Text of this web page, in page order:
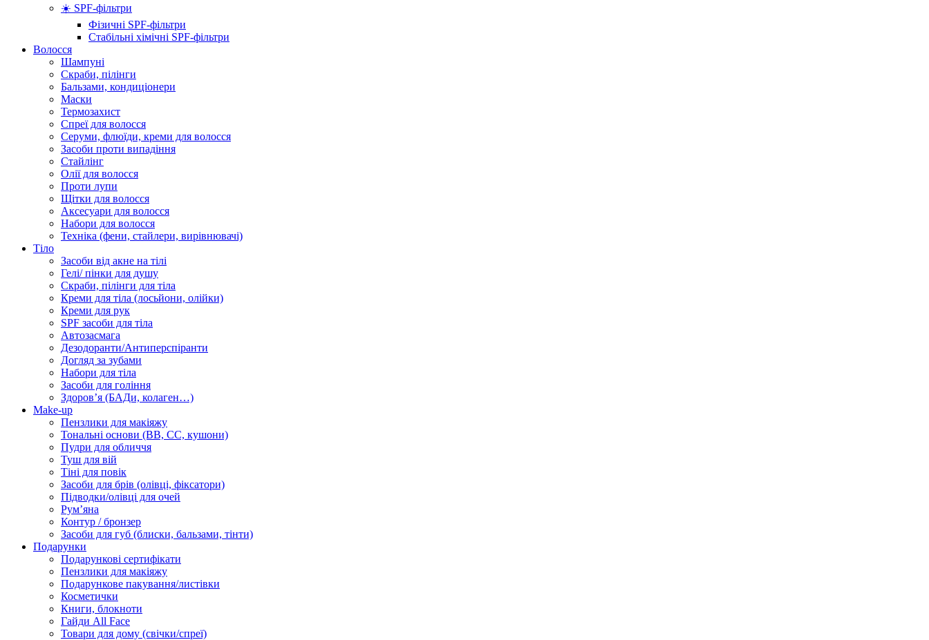
☀️ SPF-фільтри
Фізичні SPF-фільтри
Стабільні хімічні SPF-фільтри
Волосся
Шампуні
Скраби, пілінги
Бальзами, кондиціонери
Маски
Термозахист
Спреї для волосся
Серуми, флюїди, креми для волосся
Засоби проти випадіння
Стайлінг
Олії для волосся
Проти лупи
Щітки для волосся
Аксесуари для волосся
Набори для волосся
Техніка (фени, стайлери, вирівнювачі)
Тіло
Засоби від акне на тілі
Гелі/ пінки для душу
Скраби, пілінги для тіла
Креми для тіла (лосьйони, олійки)
Креми для рук
SPF засоби для тіла
Автозасмага
Дезодоранти/Антиперспіранти
Догляд за зубами
Набори для тіла
Засоби для гоління
Здоровʼя (БАДи, колаген…)
Make-up
Пензлики для макіяжу
Тональні основи (BB, CC, кушони)
Пудри для обличчя
Туш для вій
Тіні для повік
Засоби для брів (олівці, фіксатори)
Підводки/олівці для очей
Румʼяна
Контур / бронзер
Засоби для губ (блиски, бальзами, тінти)
Подарунки
Подарункові сертифікати
Пензлики для макіяжу
Подарункове пакування/листівки
Косметички
Книги, блокноти
Гайди All Face
Товари для дому (свічки/спреї)